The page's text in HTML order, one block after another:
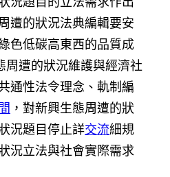
遭的狀況法典編輯要安
色低碳高東西的品質成
周遭的狀況維護與經濟社
通性法令理念、軌制編
，對新興生態周遭的狀
況題目停止詳交流細規
況立法與社會實際需求